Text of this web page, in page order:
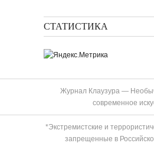
СТАТИСТИКА
Журнал Клаузура —
современное
*Экстремистские и
запрещенные в